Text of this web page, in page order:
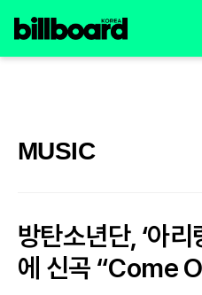
MUSIC
방탄소년단, ‘아
에 신곡 “Come